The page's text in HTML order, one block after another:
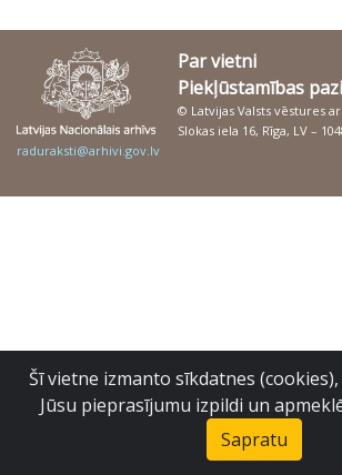
Par vietni
Piekļūstamības
© Latvijas Valsts vēstures
Slokas iela 16, Rīga, LV –
raduraksti@arhivi.gov.lv
Šī vietne izmanto sīkdatnes
Jūsu pieprasījumu izpildi un
Sapratu